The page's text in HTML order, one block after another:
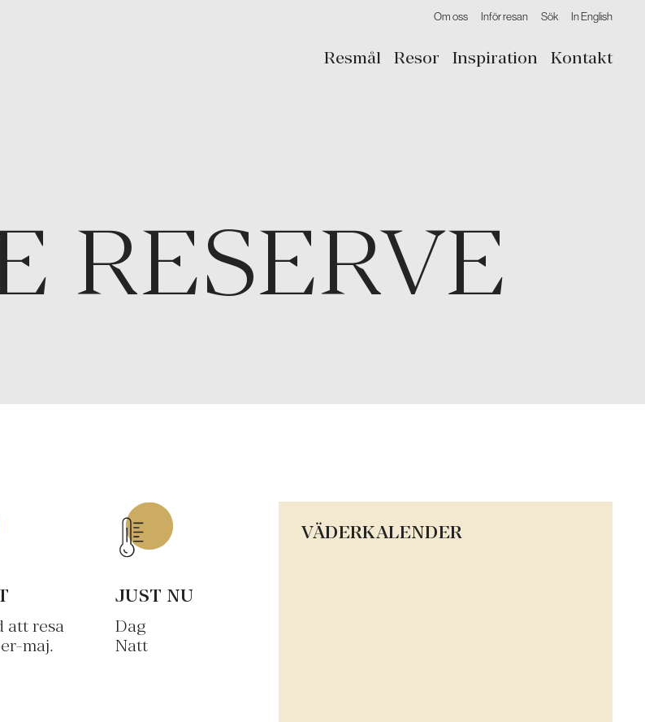
Om oss Inför resan Sök In English
Resmål Resor Inspiration Kontakt
RESERVE
att resa
maj.
JUST NU
Dag
Natt
VÄDERKALENDER